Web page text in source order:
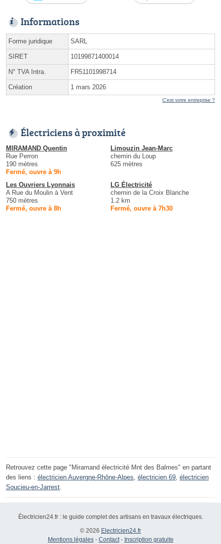
Informations
Forme juridique SARL
SIRET 10199871400014
N° TVA Intra. FR51101998714
Création 1 mars 2026
C'est votre entreprise ?
Électriciens à proximité
MIRAMAND Quentin
Rue Perron
190 mètres
Fermé, ouvre à 9h
Limouzin Jean-Marc
chemin du Loup
625 mètres
Les Ouvriers Lyonnais
A Rue du Moulin à Vent
750 mètres
Fermé, ouvre à 8h
LG Électricité
chemin de la Croix Blanche
1.2 km
Fermé, ouvre à 7h30
Retrouvez cette page "Miramand électricité Mnt des Balmes" en partant
des liens : électricien Auvergne-Rhône-Alpes, électricien 69, électricien
Soucieu-en-Jarrest.
Électricien24.fr : le guide complet des artisans en travaux électriques.
© 2026 Electricien24.fr
Mentions légales- Contact- Inscription gratuite